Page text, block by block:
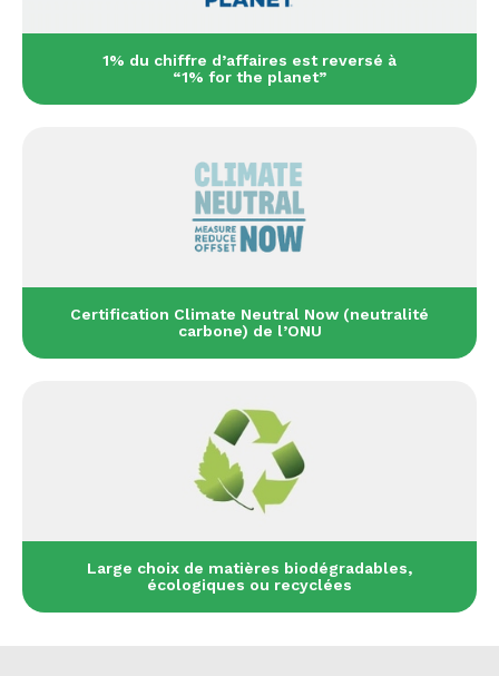
1% du chiffre d’affaires est reversé à
“1% for the planet”
Certification Climate Neutral Now (neutralité
carbone) de l’ONU
Large choix de matières biodégradables,
écologiques ou recyclées